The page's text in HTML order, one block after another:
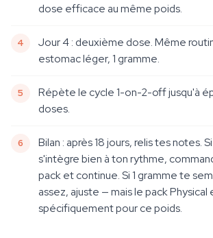
dose efficace au même poids.
Jour 4 : deuxième dose. Même
estomac léger, 1 gramme.
Répète le cycle 1-on-2-off jusqu'à
doses.
Bilan : après 18 jours, relis tes notes.
s'intègre bien à ton rythme,
pack et continue. Si 1 gramme te
assez, ajuste — mais le pack Physical
spécifiquement pour ce poids.